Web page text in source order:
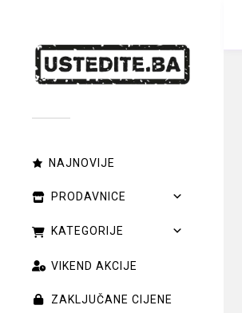
NAJNOVIJE
PRODAVNICE
KATEGORIJE
VIKEND AKCIJE
ZAKLJUČANE CIJENE